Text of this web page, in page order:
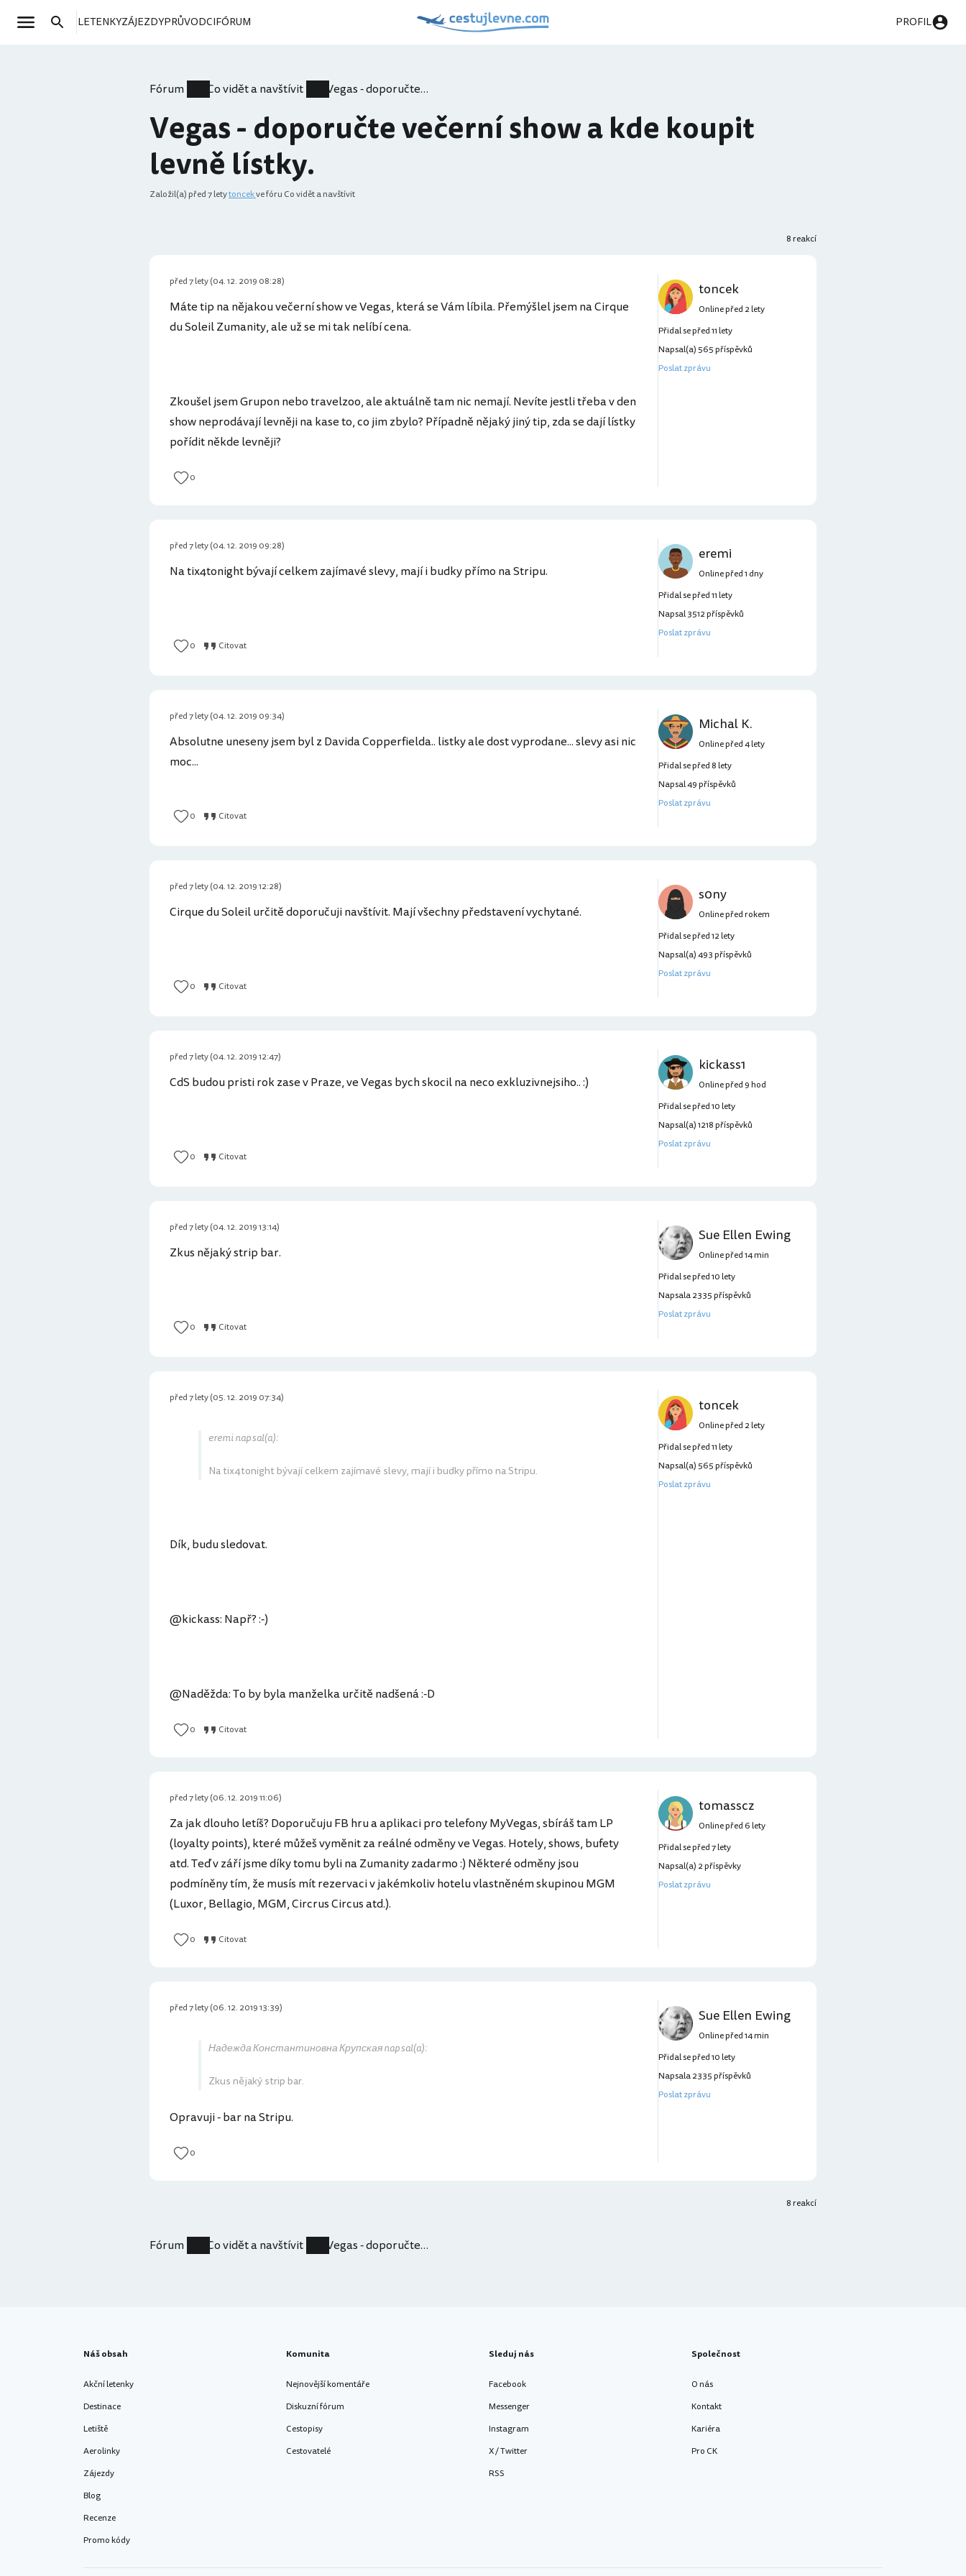
LETENKYZÁJEZDYPRŮVODCIFÓRUM PROFIL
Fórum Co vidět a navštívit Vegas - doporučte večerní show a kde koupit levně lístky.
Vegas - doporučte večerní show a kde koupit
levně lístky.
Založil(a) před 7 letytoncekve fóru Co vidět a navštívit
8 reakcí
Máte tip na nějakou večerní show ve Vegas, která se Vám líbila. Přemýšlel jsem na Cirque
du Soleil Zumanity, ale už se mi tak nelíbí cena.
Zkoušel jsem Grupon nebo travelzoo, ale aktuálně tam nic nemají. Nevíte jestli třeba v den
show neprodávají levněji na kase to, co jim zbylo? Případně nějaký jiný tip, zda se dají lístky
pořídit někde levněji?
0
toncek
před 7 lety (04. 12. 2019 08:28)
Online před 2 lety
Přidal se před 11 lety
Napsal(a) 565 příspěvků
Poslat zprávu
Na tix4tonight bývají celkem zajímavé slevy, mají i budky přímo na Stripu.
0 Citovat
eremi
před 7 lety (04. 12. 2019 09:28)
Online před 1 dny
Přidal se před 11 lety
Napsal 3512 příspěvků
Poslat zprávu
Absolutne uneseny jsem byl z Davida Copperfielda.. listky ale dost vyprodane... slevy asi nic
moc...
0 Citovat
Michal K.
před 7 lety (04. 12. 2019 09:34)
Online před 4 lety
Přidal se před 8 lety
Napsal 49 příspěvků
Poslat zprávu
Cirque du Soleil určitě doporučuji navštívit. Mají všechny představení vychytané.
0 Citovat
s0ny
před 7 lety (04. 12. 2019 12:28)
Online před rokem
Přidal se před 12 lety
Napsal(a) 493 příspěvků
Poslat zprávu
CdS budou pristi rok zase v Praze, ve Vegas bych skocil na neco exkluzivnejsiho.. :)
0 Citovat
kickass1
před 7 lety (04. 12. 2019 12:47)
Online před 9 hod
Přidal se před 10 lety
Napsal(a) 1218 příspěvků
Poslat zprávu
Zkus nějaký strip bar.
0 Citovat
Sue Ellen Ewing
před 7 lety (04. 12. 2019 13:14)
Online před 14 min
Přidal se před 10 lety
Napsala 2335 příspěvků
Poslat zprávu
eremi napsal(a):
Na tix4tonight bývají celkem zajímavé slevy, mají i budky přímo na Stripu.
Dík, budu sledovat.
@kickass: Např? :-)
@Naděžda: To by byla manželka určitě nadšená :-D
0 Citovat
toncek
před 7 lety (05. 12. 2019 07:34)
Online před 2 lety
Přidal se před 11 lety
Napsal(a) 565 příspěvků
Poslat zprávu
Za jak dlouho letíš? Doporučuju FB hru a aplikaci pro telefony MyVegas, sbíráš tam LP
(loyalty points), které můžeš vyměnit za reálné odměny ve Vegas. Hotely, shows, bufety
atd. Teď v září jsme díky tomu byli na Zumanity zadarmo :) Některé odměny jsou
podmíněny tím, že musís mít rezervaci v jakémkoliv hotelu vlastněném skupinou MGM
(Luxor, Bellagio, MGM, Circrus Circus atd.).
0 Citovat
tomasscz
před 7 lety (06. 12. 2019 11:06)
Online před 6 lety
Přidal se před 7 lety
Napsal(a) 2 příspěvky
Poslat zprávu
Надежда Константиновна Крупская napsal(a):
Zkus nějaký strip bar.
Opravuji - bar na Stripu.
0
Sue Ellen Ewing
před 7 lety (06. 12. 2019 13:39)
Online před 14 min
Přidal se před 10 lety
Napsala 2335 příspěvků
Poslat zprávu
8 reakcí
Fórum Co vidět a navštívit Vegas - doporučte večerní show a kde koupit levně lístky.
Náš obsah
Akční letenky
Destinace
Letiště
Aerolinky
Zájezdy
Blog
Recenze
Promo kódy
Komunita
Nejnovější komentáře
Diskuzní fórum
Cestopisy
Cestovatelé
Sleduj nás
Facebook
Messenger
Instagram
X / Twitter
RSS
Společnost
O nás
Kontakt
Kariéra
Pro CK